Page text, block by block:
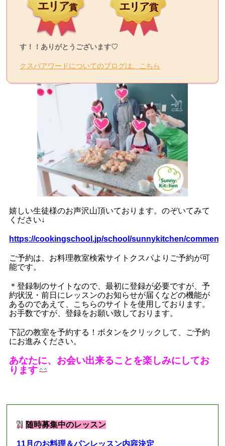
す！！ありがとうございます♡
クスパアワードについてのブログは、こちら
嬉しい生徒様のお声沢山頂いております。のぞいてみて
ください↓
https://cookingschool.jp/school/sunnykitchen/comment
ご予約は、お料理教室検索サイトクスパよりご予約が可
能です。
＊登録制のサイトなので、最初に登録が必要ですが、予
約状況・前日にレッスンのお知らせが届くなどの機能が
あるのであえて、こちらのサイトを使用しております。
お手数ですが、登録をお願い致しております。
下記の教室を予約する！ボタンをクリックして、ご予約
にお進みください。
あなたに、お会い出来ることを楽しみにしてお
ります
随時募集中のレッスン
11月のお料理＆パンレッスン内容決定